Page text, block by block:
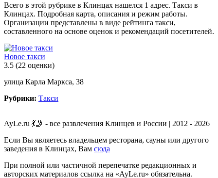
Всего в этой рубрике в Клинцах нашелся 1 адрес. Такси в
Клинцах. Подробная карта, описания и режим работы.
Организации представлены в виде рейтинга такси,
составленного на основе оценок и рекомендаций посетителей.
Новое такси
3.5 (22 оценки)
улица Карла Маркса, 38
Рубрики: Такси
AyLe.ru 💃🤳 - все развлечения Клинцев и России | 2012 - 2026
Если Вы являетесь владельцем ресторана, сауны или другого
заведения в Клинцах, Вам сюда
При полной или частичной перепечатке редакционных и
авторских материалов ссылка на «AyLe.ru» обязательна.